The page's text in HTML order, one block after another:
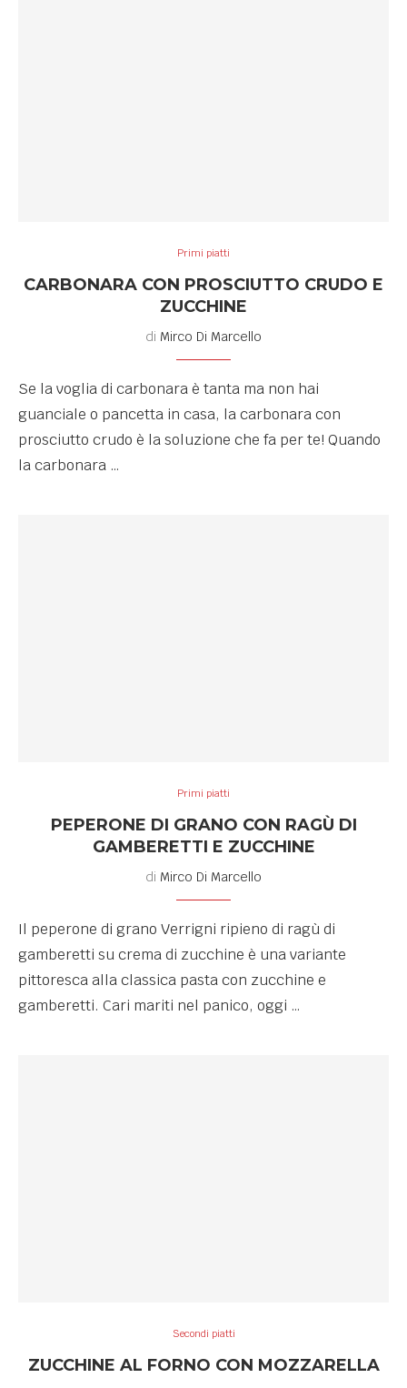
Primi piatti
CARBONARA CON PROSCIUTTO CRUDO E
ZUCCHINE
di Mirco Di Marcello
Se la voglia di carbonara è tanta ma non hai
guanciale o pancetta in casa, la carbonara con
prosciutto crudo è la soluzione che fa per te! Quando
la carbonara …
Primi piatti
PEPERONE DI GRANO CON RAGÙ DI
GAMBERETTI E ZUCCHINE
di Mirco Di Marcello
Il peperone di grano Verrigni ripieno di ragù di
gamberetti su crema di zucchine è una variante
pittoresca alla classica pasta con zucchine e
gamberetti. Cari mariti nel panico, oggi …
Secondi piatti
ZUCCHINE AL FORNO CON MOZZARELLA